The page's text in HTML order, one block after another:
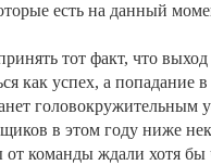
есть на данный
тот факт, что
как успех, а попадание в
головокружительным
в этом году ниже
команды ждали хотя бы